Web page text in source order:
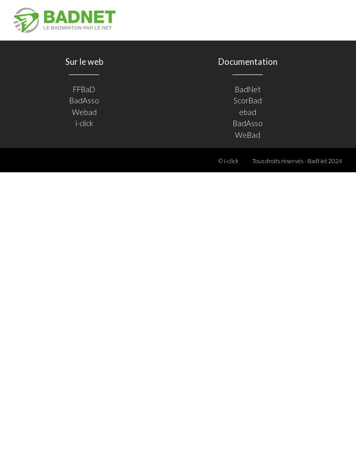
Sur le web
FFBaD
BadAsso
Webad
i-click
Documentation
BadNet
ScorBad
ebad
BadAsso
WeBad
© i-click Tous droits réservés - BadNet 2024